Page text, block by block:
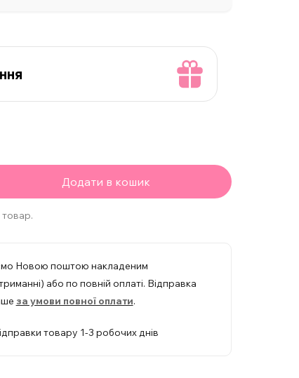
Додати в кошик
товар.
Новою поштою накладеним
або по повній оплаті. Відправка
за умови повної оплати.
товару 1-3 робочих днів